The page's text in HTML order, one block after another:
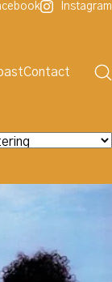
Instagram
Contact